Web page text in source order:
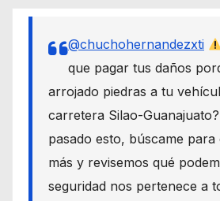
@chuchohernandezxti
que pagar tus daños
arrojado piedras a tu
carretera Silao-
pasado esto, búscame para
más y revisemos qué
seguridad nos pertenece a